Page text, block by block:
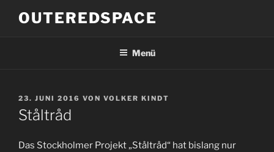
InhaltOUTEREDSPACE
Menü
VERÖFFENTLICHT
AM
23. JUNI 2016 VON VOLKER KINDT
Ståltråd
Das Stockholmer Projekt „Ståltråd“ hat bislang nur